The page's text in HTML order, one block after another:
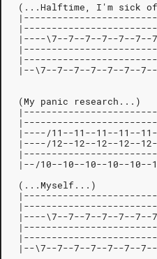
(...Halftime, I'm sick
|----\7--7--7--7--7--
|--\7--7--7--7--7--7--
(My panic research...)
|----/11--11--11--11--
|----/12--12--12--12--
|--/10--10--10--10--
(...Myself...)
|----\7--7--7--7--7--
|--\7--7--7--7--7--7--